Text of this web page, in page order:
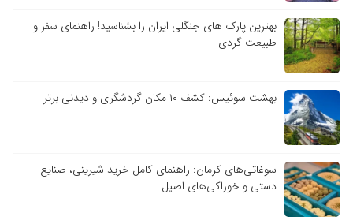
بهترین پارک های جنگلی ایران را بشناسید! راهنمای سفر و
طبیعت گردی
بهشت سوئیس: کشف ۱۰ مکان گردشگری و دیدنی برتر
سوغاتی‌های کرمان: راهنمای کامل خرید شیرینی، صنایع
دستی و خوراکی‌های اصیل